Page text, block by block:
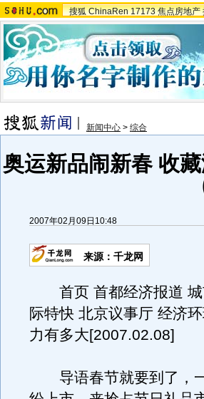
搜狐 ChinaRen 17173 焦点房地产
新闻中心 > 综合
奥运新品闹新春 收
2007年02月09日10:48
来源：千龙网
首页 首都经济报道 城
际特快 北京议事厅 经济
力有多大[2007.02.08]
导语春节就要到了，一